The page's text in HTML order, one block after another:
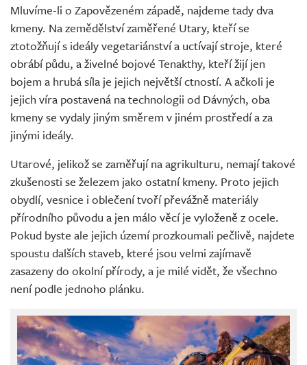
Mluvíme-li o Zapovězeném západě, najdeme tady dva
kmeny. Na zemědělství zaměřené Utary, kteří se
ztotožňují s ideály vegetariánství a uctívají stroje, které
obrábí půdu, a živelné bojové Tenakthy, kteří žijí jen
bojem a hrubá síla je jejich největší ctností. A ačkoli je
jejich víra postavená na technologii od Dávných, oba
kmeny se vydaly jiným směrem v jiném prostředí a za
jinými ideály.
Utarové, jelikož se zaměřují na agrikulturu, nemají takové
zkušenosti se železem jako ostatní kmeny. Proto jejich
obydlí, vesnice i oblečení tvoří převážně materiály
přírodního původu a jen málo věcí je vyloženě z ocele.
Pokud byste ale jejich území prozkoumali pečlivě, najdete
spoustu dalších staveb, které jsou velmi zajímavě
zasazeny do okolní přírody, a je milé vidět, že všechno
není podle jednoho plánku.